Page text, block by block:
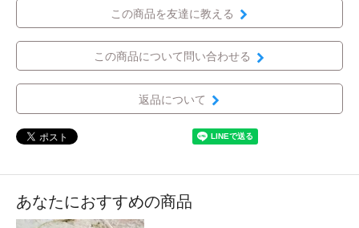
この商品を友達に教える
この商品について問い合わせる
返品について
あなたにおすすめの商品